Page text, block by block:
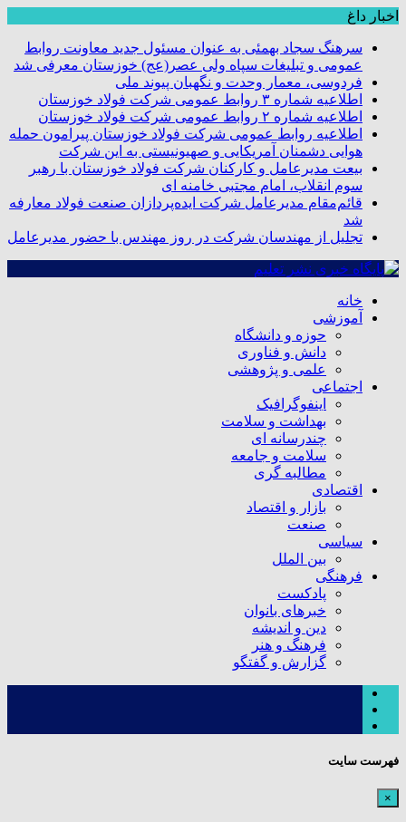
اخبار داغ
سرهنگ سجاد بهمئی به عنوان مسئول جدید معاونت روابط
عمومی و تبلیغات سپاه ولی عصر(عج) خوزستان معرفی شد
فردوسی، معمار وحدت و نگهبان پیوند ملی
اطلاعیه شماره ۳ روابط عمومی شرکت فولاد خوزستان
اطلاعیه شماره ۲ روابط عمومی شرکت فولاد خوزستان
اطلاعیه روابط عمومی شرکت فولاد خوزستان پیرامون حمله
هوایی دشمنان آمریکایی و صهیونیستی به این شرکت
بیعت مدیرعامل و کارکنان شرکت فولاد خوزستان با رهبر
سوم انقلاب، امام مجتبی خامنه ای
قائم‌مقام مدیرعامل شرکت ایده‌پردازان صنعت فولاد معارفه
شد
تجلیل از مهندسان شرکت در روز مهندس با حضور مدیرعامل
خانه
آموزشی
حوزه و دانشگاه
دانش و فناوری
علمی و پژوهشی
اجتماعی
اینفوگرافیک
بهداشت و سلامت
چندرسانه ای
سلامت و جامعه
مطالبه گری
اقتصادی
بازار و اقتصاد
صنعت
سیاسی
بین الملل
فرهنگی
پادکست
خبرهای بانوان
دین و اندیشه
فرهنگ و هنر
گزارش و گفتگو
فهرست سایت
×